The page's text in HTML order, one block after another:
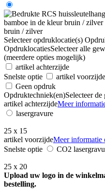
bruin / zilver
Selecteer opdruklocatie(s)
OpdruklocatiesSelecteer alle
(meerdere opties mogelijk)
artikel achterzijde
Snelste optie
artikel voorzijde
Geen opdruk
Opdruktechniek(en)Selecteer
artikel achterzijdeMeer
lasergravure
25 x 15
artikel voorzijdeMeer informatie
Snelste optie
CO2
25 x 20
Upload uw logo in de
bestelling.